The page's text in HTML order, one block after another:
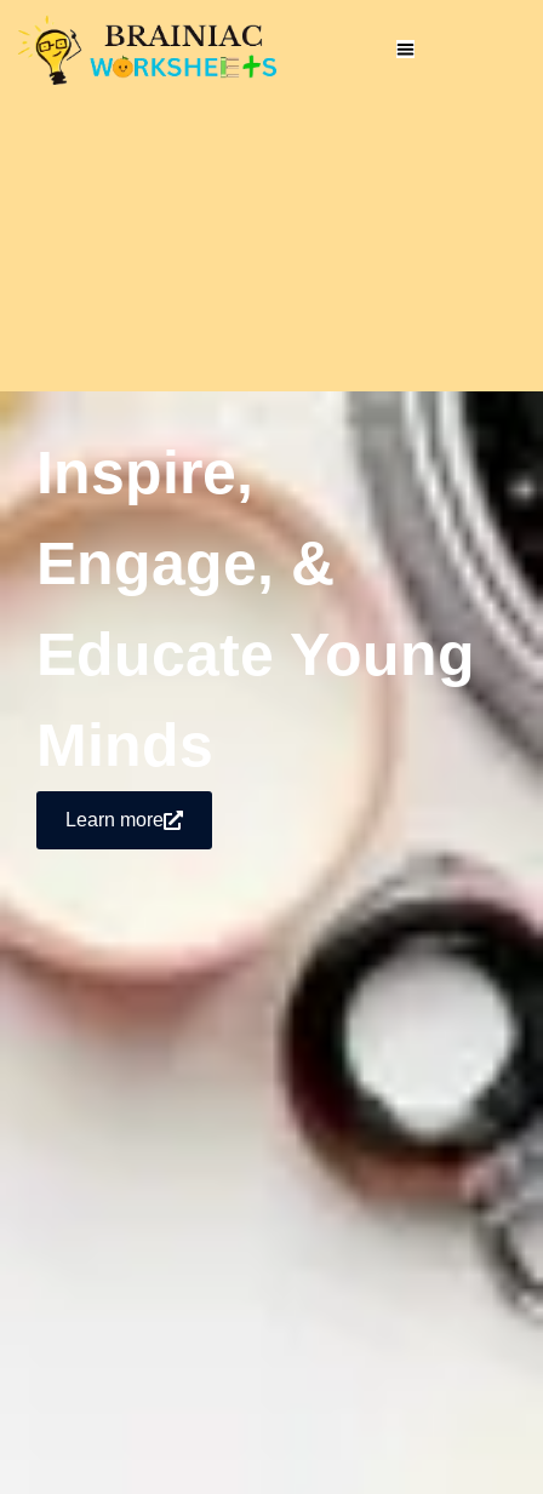
Inspire,
Engage, &
Educate Young
Minds
Learn more